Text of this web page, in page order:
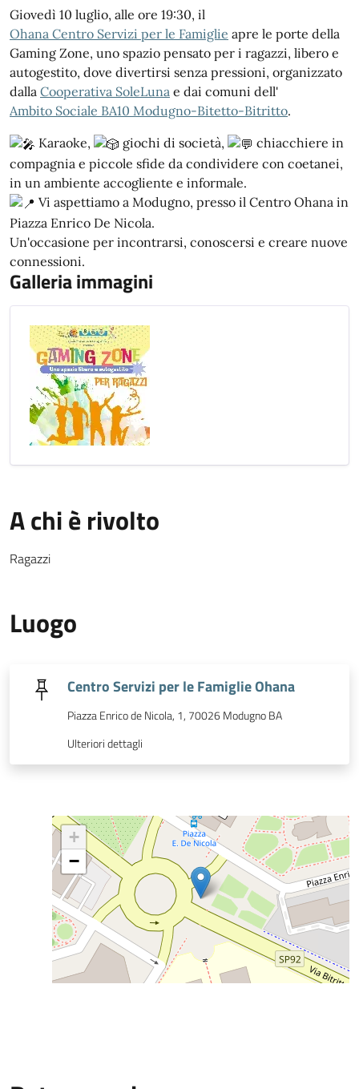
Giovedì 10 luglio, alle ore 19:30, il
Ohana Centro Servizi per le Famiglie apre le porte della
Gaming Zone, uno spazio pensato per i ragazzi, libero e
autogestito, dove divertirsi senza pressioni, organizzato
dalla Cooperativa SoleLuna e dai comuni dell'
Ambito Sociale BA10 Modugno-Bitetto-Bitritto.
Karaoke,
giochi di società,
chiacchiere in
compagnia e piccole sfide da condividere con coetanei,
in un ambiente accogliente e informale.
Vi aspettiamo a Modugno, presso il Centro Ohana in
Piazza Enrico De Nicola.
Un'occasione per incontrarsi, conoscersi e creare nuove
connessioni.
Galleria immagini
A chi è rivolto
Ragazzi
Luogo
Centro Servizi per le Famiglie Ohana
Piazza Enrico de Nicola, 1, 70026 Modugno BA
Ulteriori dettagli
+
−